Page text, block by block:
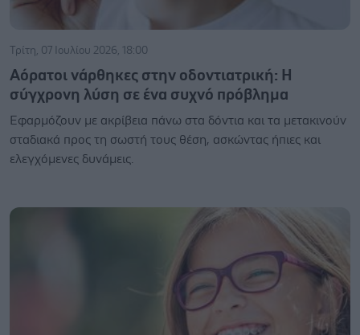
Τρίτη, 07 Ιουλίου 2026, 18:00
Αόρατοι νάρθηκες στην οδοντιατρική: Η
σύγχρονη λύση σε ένα συχνό πρόβλημα
Εφαρμόζουν με ακρίβεια πάνω στα δόντια και τα μετακινούν
σταδιακά προς τη σωστή τους θέση, ασκώντας ήπιες και
ελεγχόμενες δυνάμεις.